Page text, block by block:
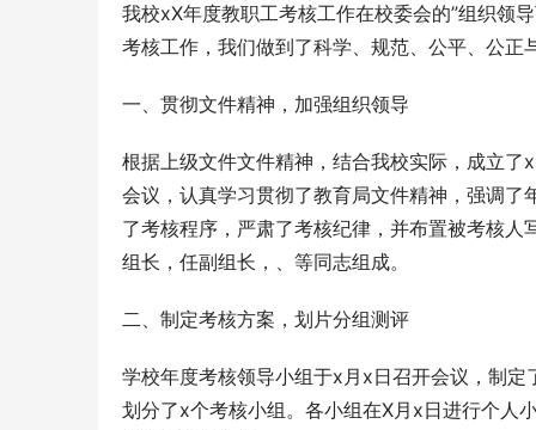
我校xX年度教职工考核工作在校委会的”组织领
考核工作，我们做到了科学、规范、公平、公正
一、贯彻文件精神，加强组织领导
根据上级文件文件精神，结合我校实际，成立
会议，认真学习贯彻了教育局文件精神，强调
了考核程序，严肃了考核纪律，并布置被考核
组长，任副组长，、等同志组成。
二、制定考核方案，划片分组测评
学校年度考核领导小组于x月x日召开会议，制
划分了x个考核小组。各小组在X月x日进行个人